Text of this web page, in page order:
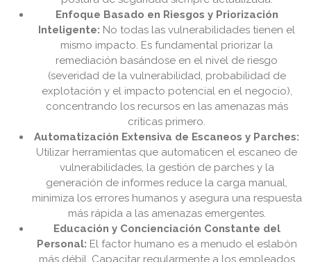
Enfoque Basado en Riesgos y Priorización
Inteligente: No todas las vulnerabilidades tienen el
mismo impacto. Es fundamental priorizar la
remediación basándose en el nivel de riesgo
(severidad de la vulnerabilidad, probabilidad de
explotación y el impacto potencial en el negocio),
concentrando los recursos en las amenazas más
críticas primero.
Automatización Extensiva de Escaneos y Parches:
Utilizar herramientas que automaticen el escaneo de
vulnerabilidades, la gestión de parches y la
generación de informes reduce la carga manual,
minimiza los errores humanos y asegura una respuesta
más rápida a las amenazas emergentes.
Educación y Concienciación Constante del
Personal: El factor humano es a menudo el eslabón
más débil. Capacitar regularmente a los empleados